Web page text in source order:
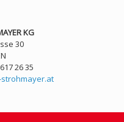
KG
30
26 35